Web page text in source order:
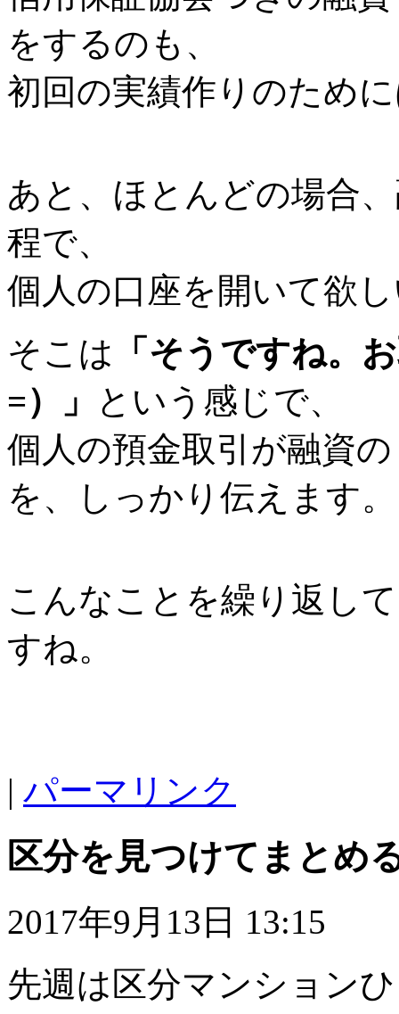
をするのも、
初回の実績作りのため
あと、ほとんどの場合
程で、
個人の口座を開いて欲
そこは 「そうですね。
=）」
という感じで、
個人の預金取引が融資
を、しっかり伝えます。
こんなことを繰り返し
すね。
| パーマリンク
区分を見つけてまとめ
2017年9月13日 13:15
先週は区分マンション